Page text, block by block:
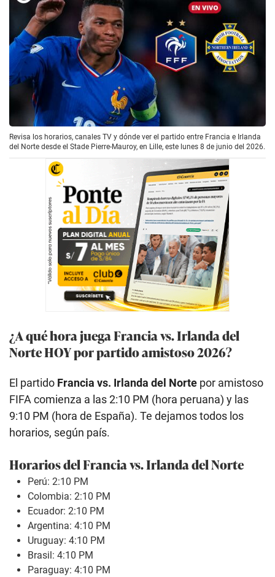
Revisa los horarios, canales TV y dónde ver el partido entre Francia e Irlanda
del Norte desde el Stade Pierre-Mauroy, en Lille, este lunes 8 de junio del 2026.
¿A qué hora juega Francia vs. Irlanda del
Norte HOY por partido amistoso 2026?
El partido Francia vs. Irlanda del Norte por amistoso
FIFA comienza a las 2:10 PM (hora peruana) y las
9:10 PM (hora de España). Te dejamos todos los
horarios, según país.
Horarios del Francia vs. Irlanda del Norte
Perú: 2:10 PM
Colombia: 2:10 PM
Ecuador: 2:10 PM
Argentina: 4:10 PM
Uruguay: 4:10 PM
Brasil: 4:10 PM
Paraguay: 4:10 PM